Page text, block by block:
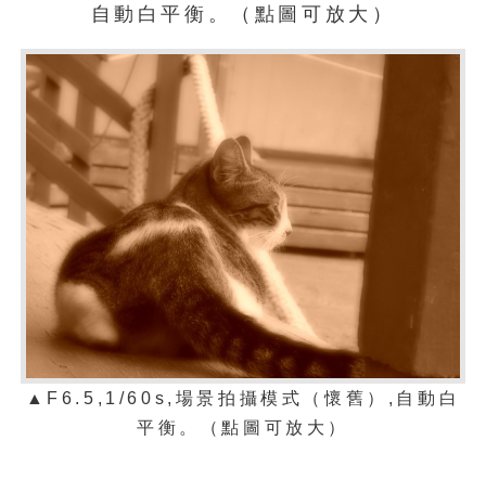
自動白平衡。（點圖可放大）
▲F6.5,1/60s,場景拍攝模式（懷舊）,自動白
平衡。（點圖可放大）